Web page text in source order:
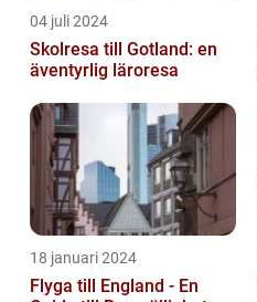
04 juli 2024
Skolresa till Gotland: en
äventyrlig läroresa
18 januari 2024
Flyga till England - En